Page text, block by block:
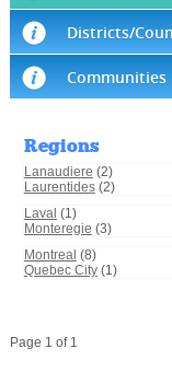
Districts/
Communities
Regions
Lanaudiere (2)
Laurentides(2)
Laval (1)
Monteregie (3)
Montreal (8)
Quebec City(1)
Page 1 of 1